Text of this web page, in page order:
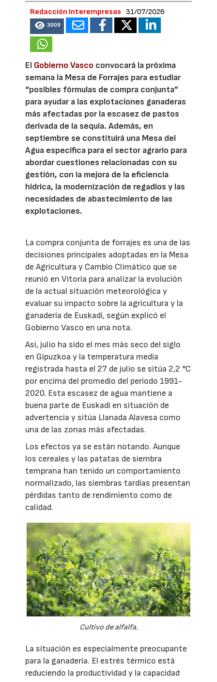
Redacción Interempresas 31/07/2026
3009
El Gobierno Vasco convocará la próxima
semana la Mesa de Forrajes para estudiar
“posibles fórmulas de compra conjunta”
para ayudar a las explotaciones ganaderas
más afectadas por la escasez de pastos
derivada de la sequía. Además, en
septiembre se constituirá una Mesa del
Agua específica para el sector agrario para
abordar cuestiones relacionadas con su
gestión, con la mejora de la eficiencia
hídrica, la modernización de regadíos y las
necesidades de abastecimiento de las
explotaciones.
La compra conjunta de forrajes es una de las
decisiones principales adoptadas en la Mesa
de Agricultura y Cambio Climático que se
reunió en Vitoria para analizar la evolución
de la actual situación meteorológica y
evaluar su impacto sobre la agricultura y la
ganadería de Euskadi, según explicó el
Gobierno Vasco en una nota.
Así, julio ha sido el mes más seco del siglo
en Gipuzkoa y la temperatura media
registrada hasta el 27 de julio se sitúa 2,2 °C
por encima del promedio del periodo 1991-
2020. Esta escasez de agua mantiene a
buena parte de Euskadi en situación de
advertencia y sitúa Llanada Alavesa como
una de las zonas más afectadas.
Los efectos ya se están notando. Aunque
los cereales y las patatas de siembra
temprana han tenido un comportamiento
normalizado, las siembras tardías presentan
pérdidas tanto de rendimiento como de
calidad.
Cultivo de alfalfa.
La situación es especialmente preocupante
para la ganadería. El estrés térmico está
reduciendo la productividad y la capacidad